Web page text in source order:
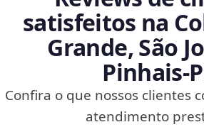
satisfeitos na
Grande, São
Confira o que nossos clientes
atendimento